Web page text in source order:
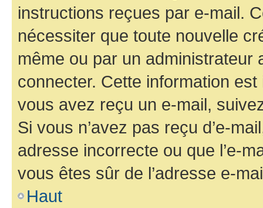
instructions reçues par e-mail.
nécessiter que toute nouvelle
même ou par un
connecter. Cette information
vous avez reçu un e-mail,
Si vous n’avez pas reçu d’e-
adresse incorrecte ou que l’e-
vous êtes sûr de l’adresse e-
Haut